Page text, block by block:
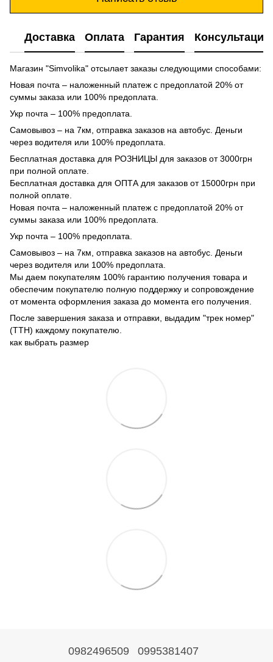
Доставка Оплата Гарантия Консультация
Магазин "Simvolika" отсылает заказы следующими способами:
Новая почта – наложенный платеж с предоплатой 20% от
суммы заказа или 100% предоплата.
Укр почта – 100% предоплата.
Самовывоз – на 7км, отправка заказов на автобус. Деньги
через водителя или 100% предоплата.
Бесплатная доставка для РОЗНИЦЫ для заказов от 3000грн
при полной оплате.
Бесплатная доставка для ОПТА для заказов от 15000грн при
полной оплате.
Новая почта – наложенный платеж с предоплатой 20% от
суммы заказа или 100% предоплата.
Укр почта – 100% предоплата.
Самовывоз – на 7км, отправка заказов на автобус. Деньги
через водителя или 100% предоплата.
Мы даем покупателям 100% гарантию получения товара и
обеспечим покупателю полную поддержку и сопровождение
от момента оформления заказа до момента его получения.
После завершения заказа и отправки, выдадим "трек номер"
(ТТН) каждому покупателю.
как выбрать размер
0982496509 0995381407